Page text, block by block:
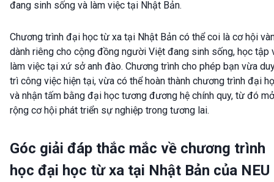
đang sinh sống và làm việc tại Nhật Bản.
Chương trình đại học từ xa tại Nhật Bản có thể coi là cơ hội
dành riêng cho cộng đồng người Việt đang sinh sống, học tập
làm việc tại xứ sở anh đào. Chương trình cho phép bạn vừa
trì công việc hiện tại, vừa có thể hoàn thành chương trình đại
và nhận tấm bằng đại học tương đương hệ chính quy, từ đó mở
rộng cơ hội phát triển sự nghiệp trong tương lai.
Góc giải đáp thắc mắc về chương trình
học đại học từ xa tại Nhật Bản của NEU